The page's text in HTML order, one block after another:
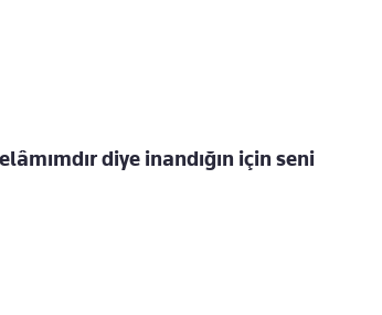
diye inandığın için seni